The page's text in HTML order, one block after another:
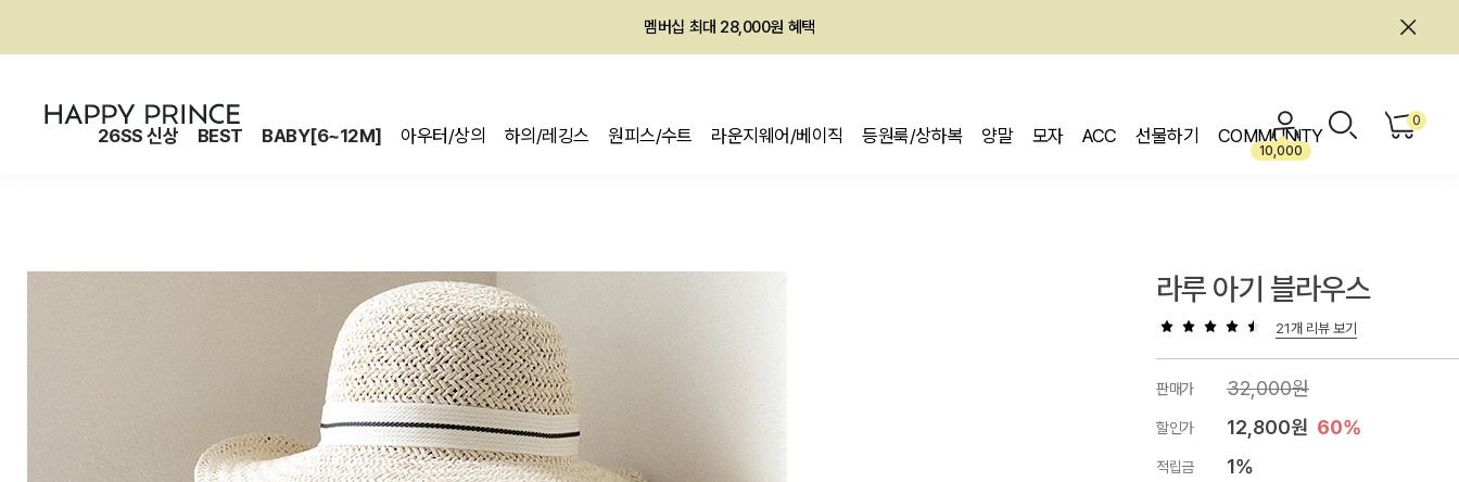
회원전용 아울렛, 가입하면 ~60% 할인!
26SS 신상 BEST BABY[6~12M] 아우터/상의 하의/레깅스 원피스/수트 라운지웨어/베이직 등원룩/상하복 양말 모자 ACC 선물하기 COMMUNITY
10,000
0
라루 아기 블라우스
21개 리뷰 보기
판매가 32,000원
할인가 12,800원 60%
적립금 1%